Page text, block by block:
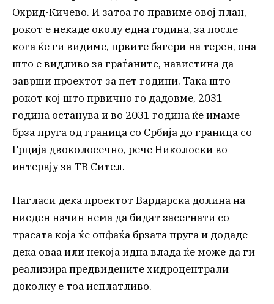
Охрид-Кичево. И затоа го правиме овој план,
рокот е некаде околу една година, за после
кога ќе ги видиме, првите багери на терен, она
што е видливо за граѓаните, навистина да
заврши проектот за пет години. Така што
рокот кој што првично го дадовме, 2031
година останува и во 2031 година ќе имаме
брза пруга од граница со Србија до граница со
Грција двоколосечно, рече Николоски во
интервју за ТВ Сител.
Нагласи дека проектот Вардарска долина на
ниеден начин нема да бидат засегнати со
трасата која ќе опфаќа брзата пруга и додаде
дека оваа или некоја идна влада ќе може да ги
реализира предвидените хидроцентрали
доколку е тоа исплатливо.